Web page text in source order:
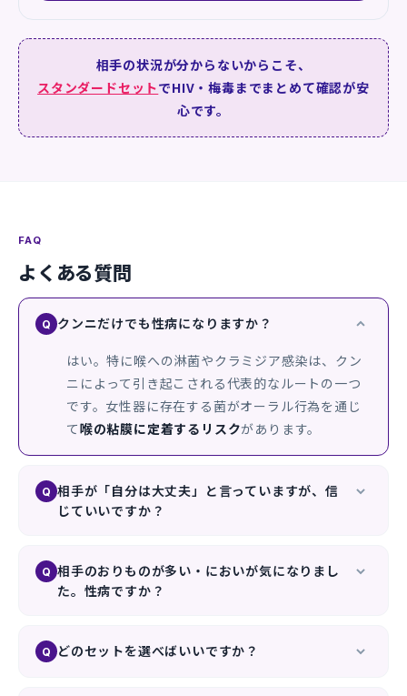
相手の状況が分からないからこそ、
スタンダードセットでHIV・梅毒までまとめて確認が安
心です。
FAQ
よくある質問
Q クンニだけでも性病になりますか？
はい。特に喉への淋菌やクラミジア感染は、クン
ニによって引き起こされる代表的なルートの一つ
です。女性器に存在する菌がオーラル行為を通じ
て喉の粘膜に定着するリスクがあります。
Q 相手が「自分は大丈夫」と言っていますが、信
じていいですか？
本人も気づいていない可能性があります。例えば
クラミジアは女性の約80%が無症状です。お互い
Q 相手のおりものが多い・においが気になりまし
た。性病ですか？
ンバランスでも変化するため、それだけで性病と
Q どのセットを選べばいいですか？